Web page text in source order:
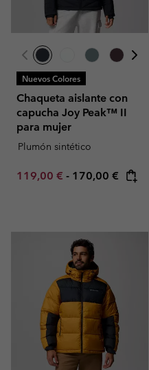
Nuevos Colores
Chaqueta aislante con
capucha Joy Peak™ II
para mujer
Plumón sintético
Minimum sale price:
119,00 € - Maximum price:
170,00 €